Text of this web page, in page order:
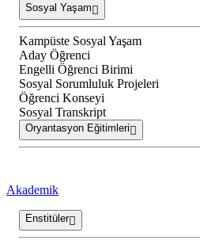
Sosyal Yaşam
Kampüste Sosyal Yaşam
Aday Öğrenci
Engelli Öğrenci Birimi
Sosyal Sorumluluk Projeleri
Öğrenci Konseyi
Sosyal Transkript
Oryantasyon Eğitimleri
Akademik
Enstitüler